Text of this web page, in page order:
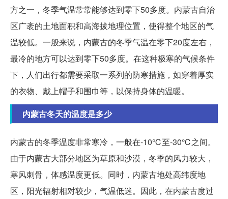
方之一，冬季气温常常能够达到零下50多度。内蒙古自治
区广袤的土地面积和高海拔地理位置，使得整个地区的气
温较低。一般来说，内蒙古的冬季气温在零下20度左右，
最冷的地方可以达到零下50多度。在这种极寒的气候条件
下，人们出行都需要采取一系列的防寒措施，如穿着厚实
的衣物、戴上帽子和围巾等，以保持身体的温暖。
内蒙古冬天的温度是多少
内蒙古的冬季温度非常寒冷，一般在-10℃至-30℃之间。
由于内蒙古大部分地区为草原和沙漠，冬季的风力较大，
寒风刺骨，体感温度更低。同时，内蒙古地处高纬度地
区，阳光辐射相对较少，气温低迷。因此，在内蒙古度过